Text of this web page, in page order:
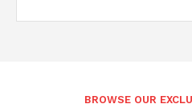
BROWSE OUR